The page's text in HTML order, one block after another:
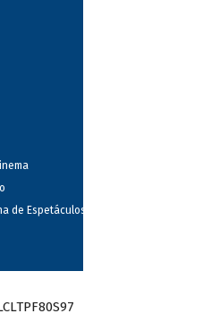
de Espetáculos